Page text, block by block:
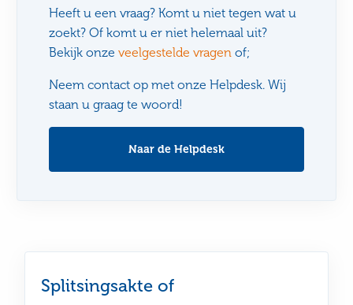
Heeft u een vraag? Komt u niet tegen wat u
zoekt? Of komt u er niet helemaal uit?
Bekijk onzeveelgestelde vragen of;
Neem contact op met onze Helpdesk. Wij
staan u graag te woord!
Naar de Helpdesk
Splitsingsakte of